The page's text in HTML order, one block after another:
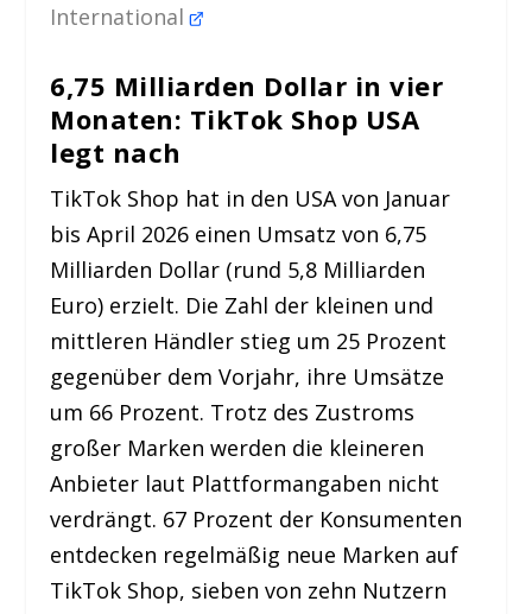
International
6,75 Milliarden Dollar in vier
Monaten: TikTok Shop USA
legt nach
TikTok Shop hat in den USA von Januar
bis April 2026 einen Umsatz von 6,75
Milliarden Dollar (rund 5,8 Milliarden
Euro) erzielt. Die Zahl der kleinen und
mittleren Händler stieg um 25 Prozent
gegenüber dem Vorjahr, ihre Umsätze
um 66 Prozent. Trotz des Zustroms
großer Marken werden die kleineren
Anbieter laut Plattformangaben nicht
verdrängt. 67 Prozent der Konsumenten
entdecken regelmäßig neue Marken auf
TikTok Shop, sieben von zehn Nutzern